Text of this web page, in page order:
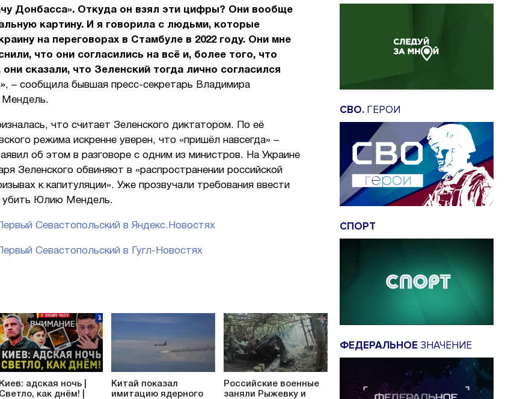
Донбасса». Откуда он взял эти цифры? Они вообще
картину. И я говорила с людьми, которые
на переговорах в Стамбуле в 2022 году. Они мне
что они согласились на всё и, более того, что
сказали, что Зеленский тогда лично согласился
, – сообщила бывшая пресс-секретарь Владимира
Мендель.
что считает Зеленского диктатором. По её
режима искренне уверен, что «пришёл навсегда» –
об этом в разговоре с одним из министров. На Украине
Зеленского обвиняют в «распространении российской
к капитуляции». Уже прозвучали требования ввести
убить Юлию Мендель.
Севастопольский в Яндекс.Новостях
Севастопольский в Гугл-Новостях
Киев: адская ночь |
Светло, как днём! |
Китай показал
имитацию ядерного
Российские военные
заняли Рыжевку и
СВО. ГЕРОИ
СПОРТ
ФЕДЕРАЛЬНОЕ ЗНАЧЕНИЕ